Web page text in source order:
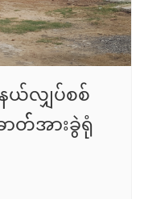
ယ်လျှပ်စစ်
ဓာတ််အားခွဲရုံ